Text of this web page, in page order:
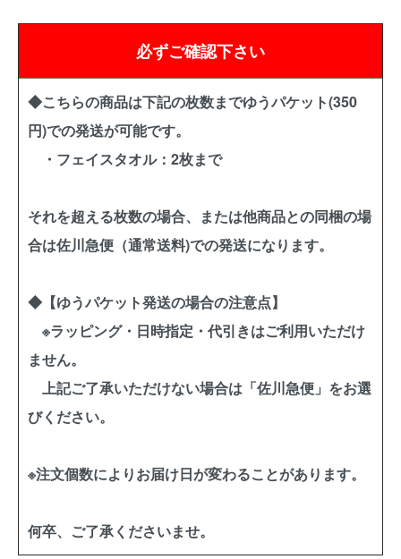
必ずご確認下さい
◆こちらの商品は下記の枚数までゆうパケット(350
円)での発送が可能です。
・フェイスタオル：2枚まで
それを超える枚数の場合、または他商品との同梱の場
合は佐川急便（通常送料)での発送になります。
◆【ゆうパケット発送の場合の注意点】
※ラッピング・日時指定・代引きはご利用いただけ
ません。
上記ご了承いただけない場合は「佐川急便」をお選
びください。
※注文個数によりお届け日が変わることがあります。
何卒、ご了承くださいませ。